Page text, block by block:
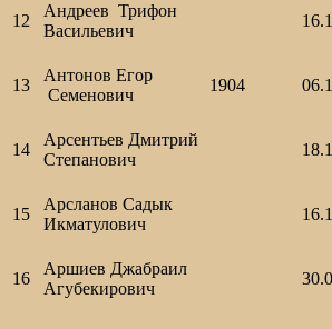
12
Андреев Трифон
Васильевич
13
Антонов Егор
Семенович
1904
14
Арсентьев Дмитрий
Степанович
15
Арсланов Садык
Икматулович
16
Аршиев Джабраил
Агубекирович